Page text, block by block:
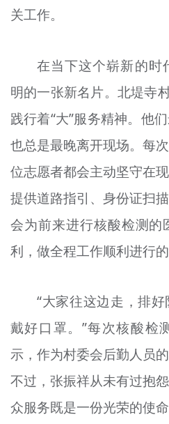
关工作。
在当下这个崭新的时
明的一张新名片。北堤寺
践行着“大”服务精神。他
也总是最晚离开现场。每
位志愿者都会主动坚守在
提供道路指引、身份证扫
会为前来进行核酸检测的
利，做全程工作顺利进行的
“大家往这边走，排
戴好口罩。”每次核酸检
示，作为村委会后勤人员
不过，张振祥从未有过抱
众服务既是一份光荣的使